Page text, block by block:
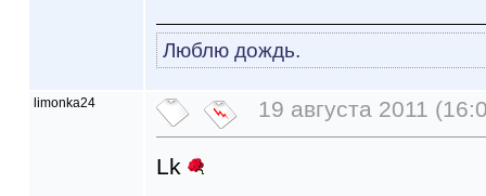
Люблю дождь.
limonka24 19 августа 2011
Lk